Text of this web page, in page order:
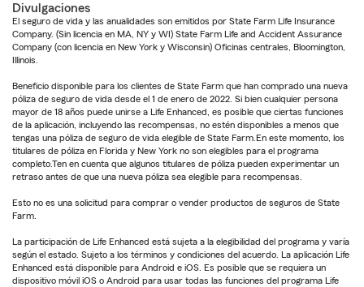
Divulgaciones
El seguro de vida y las anualidades son emitidos por State Farm Life Insurance
Company. (Sin licencia en MA, NY y WI) State Farm Life and Accident Assurance
Company (con licencia en New York y Wisconsin) Oficinas centrales, Bloomington,
Illinois.
Beneficio disponible para los clientes de State Farm que han comprado una nueva
póliza de seguro de vida desde el 1 de enero de 2022. Si bien cualquier persona
mayor de 18 años puede unirse a Life Enhanced, es posible que ciertas funciones
de la aplicación, incluyendo las recompensas, no estén disponibles a menos que
tengas una póliza de seguro de vida elegible de State Farm.En este momento, los
titulares de póliza en Florida y New York no son elegibles para el programa
completo.Ten en cuenta que algunos titulares de póliza pueden experimentar un
retraso antes de que una nueva póliza sea elegible para recompensas.
Esto no es una solicitud para comprar o vender productos de seguros de State
Farm.
La participación de Life Enhanced está sujeta a la elegibilidad del programa y varía
según el estado. Sujeto a los términos y condiciones del acuerdo. La aplicación Life
Enhanced está disponible para Android e iOS. Es posible que se requiera un
dispositivo móvil iOS o Android para usar todas las funciones del programa Life